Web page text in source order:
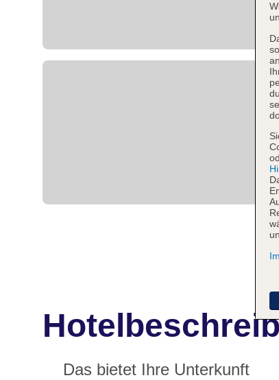
Das bietet Ihre Unterkunft